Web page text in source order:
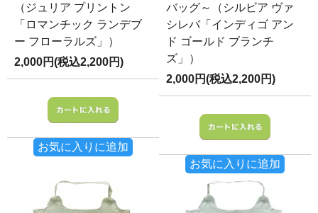
（ジュリア プリントン
「ロマンチック ランデブ
ー フローラルズ」）
2,000円(税込2,200円)
お気に入りに追加
バッグ～（シルビア ヴァ
シレバ「インディゴ アン
ド ゴールド ブランチ
ズ」）
2,000円(税込2,200円)
お気に入りに追加